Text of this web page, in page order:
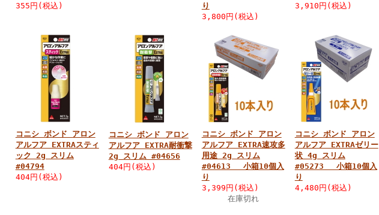
355円(税込)
り
3,800円(税込)
3,910円(税込)
コニシ ボンド アロン
アルフア EXTRAスティ
ック 2g スリム
#04794
404円(税込)
コニシ ボンド アロン
アルフア EXTRA耐衝撃
2g スリム #04656
404円(税込)
コニシ ボンド アロン
アルフア EXTRA速攻多
用途 2g スリム
#04613 小箱10個入
り
3,399円(税込)
在庫切れ
コニシ ボンド アロン
アルフア EXTRAゼリー
状 4g スリム
#05273 小箱10個入
り
4,480円(税込)